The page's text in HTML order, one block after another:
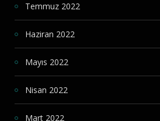
Temmuz 2022
Haziran 2022
Mayıs 2022
Nisan 2022
Mart 2022